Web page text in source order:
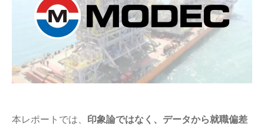
本レポートでは、 印象論ではなく、データから就職偏差